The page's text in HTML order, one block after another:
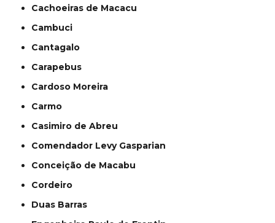
Cachoeiras de Macacu
Cambuci
Cantagalo
Carapebus
Cardoso Moreira
Carmo
Casimiro de Abreu
Comendador Levy Gasparian
Conceição de Macabu
Cordeiro
Duas Barras